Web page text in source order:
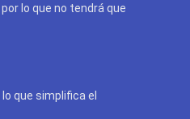
lo que no tendrá que
que simplifica el